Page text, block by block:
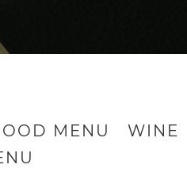
MENU
WINE